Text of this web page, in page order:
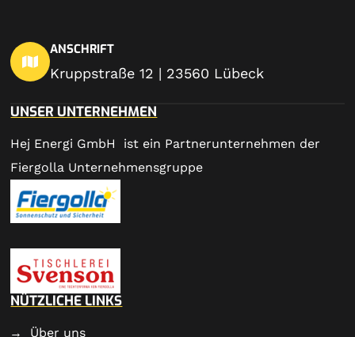
ANSCHRIFT
Kruppstraße 12 | 23560 Lübeck
UNSER UNTERNEHMEN
Hej Energi GmbH ist ein Partnerunternehmen der
Fiergolla Unternehmensgruppe
NÜTZLICHE LINKS
Über uns